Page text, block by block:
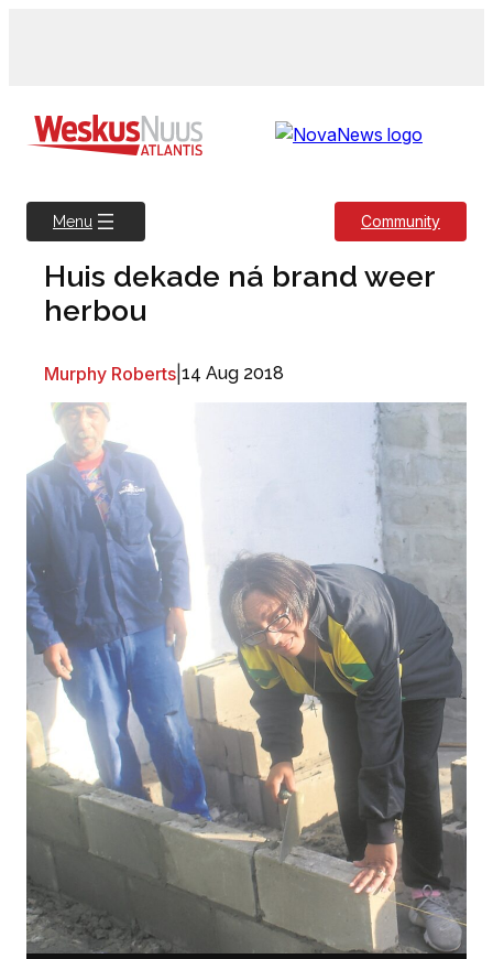
Menu Community
Huis dekade ná brand weer
herbou
Murphy Roberts 14 Aug 2018